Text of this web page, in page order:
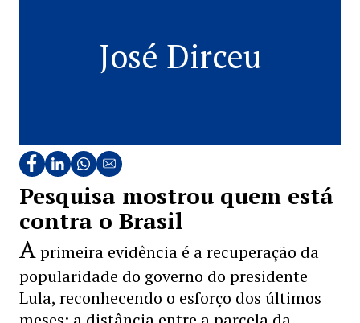
José Dirceu
Pesquisa mostrou quem está
contra o Brasil
Aprimeira evidência é a recuperação da
popularidade do governo do presidente
Lula, reconhecendo o esforço dos últimos